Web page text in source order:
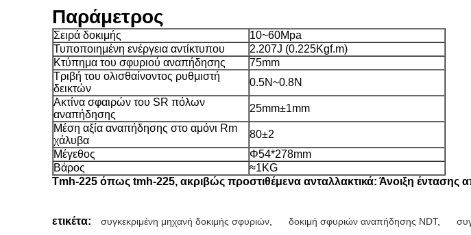
Παράμετρος
Σειρά δοκιμής
10~60Mpa
Τυποποιημένη ενέργεια αντίκτυπου
2.207J (0.225Kgf.m)
Κτύπημα του σφυριού αναπήδησης
75mm
Τριβή του ολισθαίνοντος ρυθμιστή
δεικτών
0.5N~0.8N
Ακτίνα σφαιρών του SR πόλων
αναπήδησης
25mm±1mm
Μέση αξία αναπήδησης στο αμόνι Rm
χάλυβα
80±2
Μέγεθος
Φ54*278mm
Βάρος
≈1KG
Tmh-225 όπως tmh-225, ακριβώς προστιθέμενα ανταλλακτικά: Άνοιξη έντασης
ετικέτα: συγκεκριμένη μηχανή δοκιμής σφυριών δοκιμή σφυριών αναπήδησης NDT,